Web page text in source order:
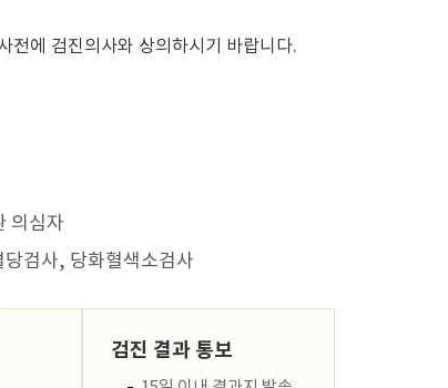
전에 검진의사와 상의하시기 바랍니다.
의심자
검사, 당화혈색소검사
검진 결과 통보